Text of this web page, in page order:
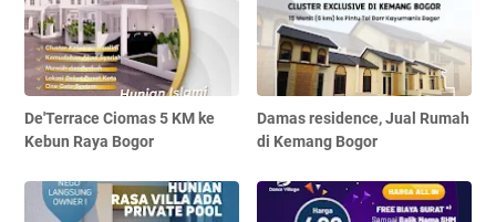
De'Terrace Ciomas 5 KM ke
Kebun Raya Bogor
Damas residence, Jual Rumah
di Kemang Bogor